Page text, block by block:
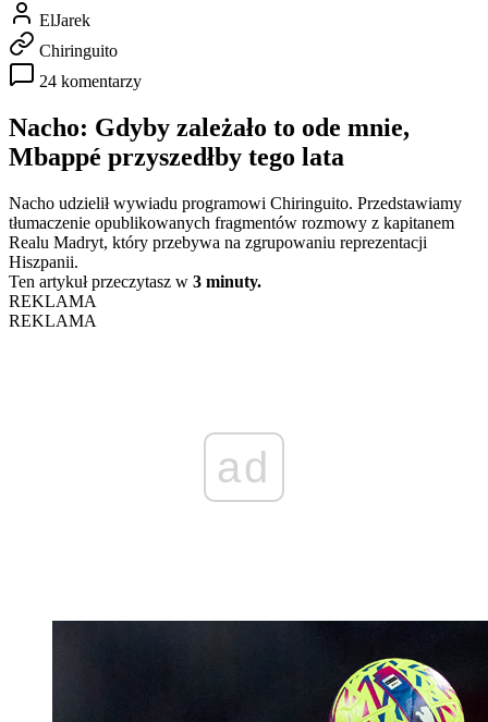
ElJarek
Chiringuito
24 komentarzy
Nacho: Gdyby zależało to ode mnie,
Mbappé przyszedłby tego lata
Nacho udzielił wywiadu programowi Chiringuito. Przedstawiamy
tłumaczenie opublikowanych fragmentów rozmowy z kapitanem
Realu Madryt, który przebywa na zgrupowaniu reprezentacji
Hiszpanii.
Ten artykuł przeczytasz w 3 minuty.
REKLAMA
REKLAMA
ad